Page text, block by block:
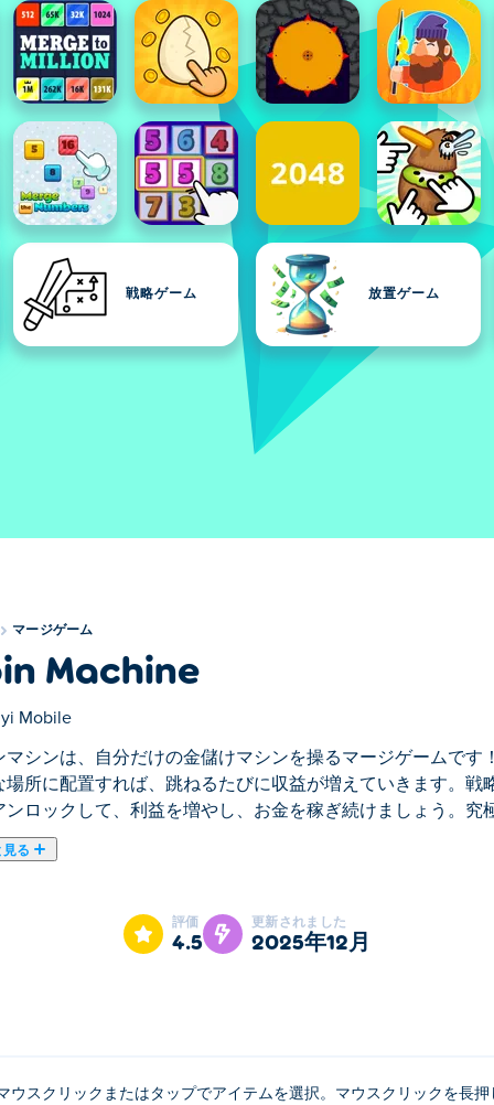
戦略ゲーム 放置ゲーム
マージゲーム
Machine
Mobile
マシンは、自分だけの金儲けマシンを操るマージゲームです
場所に配置すれば、跳ねるたびに収益が増えていきます。戦
ンロックして、利益を増やし、お金を稼ぎ続けましょう。究
る
評価
4.5
更新されました
2025年12月
ウスクリックまたはタップでアイテムを選択。マウスクリックを長押